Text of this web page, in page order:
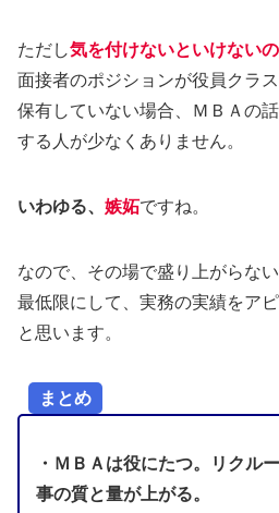
ただし気を付けないといけない
面接者のポジションが役員クラ
保有していない場合、ＭＢＡの
する人が少なくありません。
いわゆる、 嫉妬ですね。
なので、その場で盛り上がらな
最低限にして、実務の実績をア
と思います。
まとめ
・ＭＢＡは役にたつ。リクル
事の質と量が上がる。